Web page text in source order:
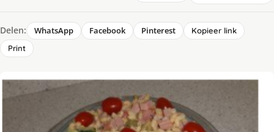
Delen: WhatsApp Facebook Pinterest
Kopieer link
Print